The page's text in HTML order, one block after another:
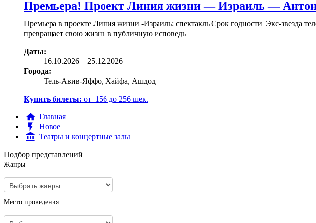
Премьера! Проект Линия жизни — Израиль —
Премьера в проекте Линия жизни -Израиль: спектакль Срок годности. Экс-звезда
превращает свою жизнь в публичную исповедь
Даты:
16.10.2026 – 25.12.2026
Города:
Тель-Авив-Яффо, Хайфа, Ашдод
Купить билеты: от 156 до 256 шек.
Главная
Новое
Театры и концертные залы
Подбор представлений
Жанры
Место проведения